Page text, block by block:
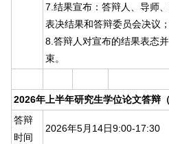
7.结果宣布：答辩人、导师
表决结果和答辩委员会决议；
8.答辩人对宣布的结果表态
束。
2026年上半年研究生学位论文答辩（
答辩
时间
2026年5月14日9:00-17:30